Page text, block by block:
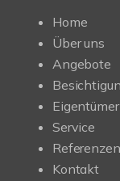
Home
Über uns
Angebote
Eigentümer
Service
Referenzen
Kontakt